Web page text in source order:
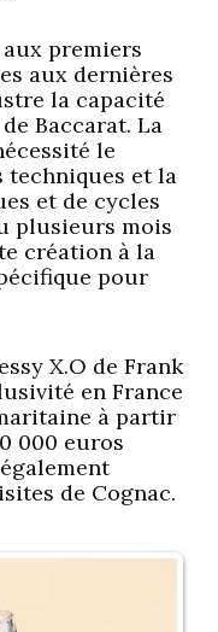
premiers
aux dernières
la capacité
Baccarat. La
le
techniques et la
et de cycles
plusieurs mois
création à la
pour
X.O de Frank
en France
à partir
000 euros
de Cognac.